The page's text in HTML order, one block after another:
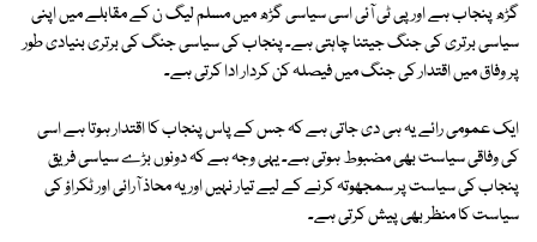
گڑھ پنجاب ہے اور پی ٹی آئی اسی سیاسی گڑھ میں مسلم لیگ ن کے مقابلے میں اپنی
سیاسی برتری کی جنگ جیتنا چاہتی ہے۔ پنجاب کی سیاسی جنگ کی برتری بنیادی طور
پر وفاق میں اقتدار کی جنگ میں فیصلہ کن کردار ادا کرتی ہے۔
ایک عمومی رائے یہ ہی دی جاتی ہے کہ جس کے پاس پنجاب کا اقتدار ہوتا ہے اسی
کی وفاقی سیاست بھی مضبوط ہوتی ہے۔ یہی وجہ ہے کہ دونوں بڑے سیاسی فریق
پنجاب کی سیاست پر سمجھوتہ کرنے کے لیے تیار نہیں اور یہ محاذ آرائی اور ٹکراؤ کی
سیاست کا منظر بھی پیش کرتی ہے۔